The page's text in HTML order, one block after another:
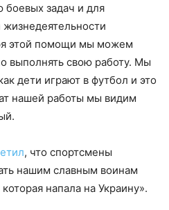
боевых задач и для
этой помощи мы можем
выполнять свою работу. Мы
дети играют в футбол и это
нашей работы мы видим
, что спортсмены
нашим славным воинам
напала на Украину».